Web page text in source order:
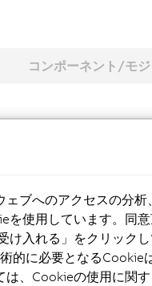
コンポーネント/モ
ブへのアクセスの分析
を使用しています。同
け入れる」をクリック
的に必要となるCookie
は、Cookieの使用に関